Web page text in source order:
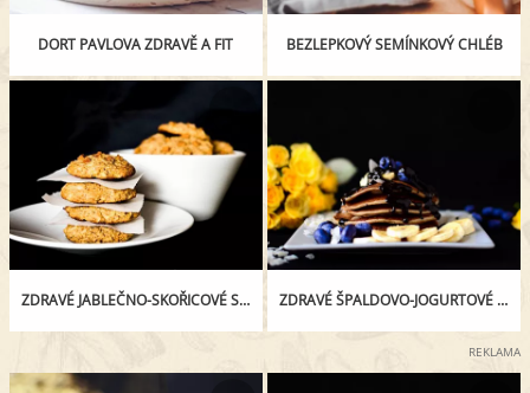
DORT PAVLOVA ZDRAVĚ A FIT BEZLEPKOVÝ SEMÍNKOVÝ CHLÉB
ZDRAVÉ JABLEČNO-SKOŘICOVÉ SUŠENKY ZDRAVÉ ŠPALDOVO-JOGURTOVÉ LÍVANCE
REKLAMA